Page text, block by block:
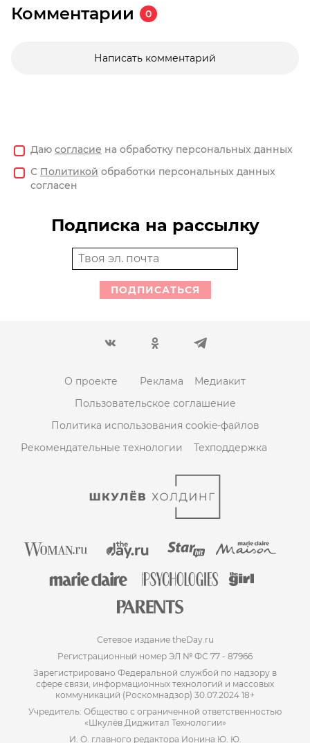
Комментарии 0
Написать комментарий
Даю согласие на обработку персональных данных
С Политикой обработки персональных данных
согласен
Подписка на рассылку
ПОДПИСАТЬСЯ
О проекте Реклама
Медиакит
Пользовательское соглашение
Политика использования cookie-файлов
Рекомендательные технологии
Техподдержка
Сетевое издание theDay.ru
Регистрационный номер ЭЛ № ФС 77 - 87966
Зарегистрировано Федеральной службой по надзору в
сфере связи, информационных технологий и массовых
коммуникаций (Роскомнадзор) 30.07.2024 18+
Учредитель: Общество с ограниченной ответственностью
«Шкулёв Диджитал Технологии»
И. О. главного редактора Ионина Ю. Ю.